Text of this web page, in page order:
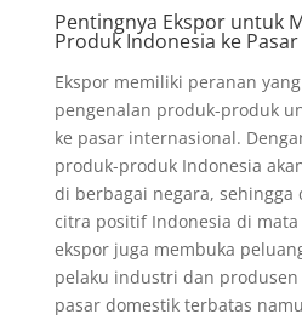
Pentingnya Ekspor untuk
Produk Indonesia ke
Ekspor memiliki peranan
pengenalan produk-produk
ke pasar internasional.
produk-produk Indonesia
di berbagai negara, sehingga
citra positif Indonesia di
ekspor juga membuka
pelaku industri dan
pasar domestik terbatas